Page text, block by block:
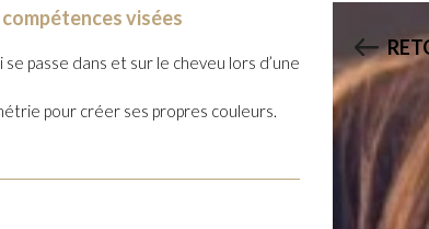
visées
passe dans et sur le cheveu lors d’une
pour créer ses propres couleurs.